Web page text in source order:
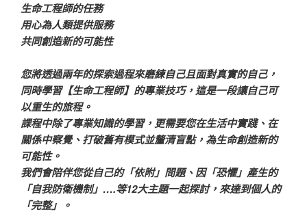
生命工程師的任務
用心為人類提供服務
共同創造新的可能性
您將透過兩年的探索過程來磨練自己且面對真實的自己，
同時學習【生命工程師】的專業技巧，這是一段讓自己可
以重生的旅程。
課程中除了專業知識的學習，更需要您在生活中實踐、在
關係中察覺、打破舊有模式並釐清盲點，為生命創造新的
可能性。
我們會陪伴您從自己的「依附」問題、因「恐懼」產生的
「自我防衛機制」….等12大主題一起探討，來達到個人的
「完整」。